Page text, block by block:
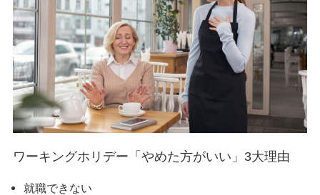
ワーキングホリデー「やめた方がいい」3大理由
就職できない